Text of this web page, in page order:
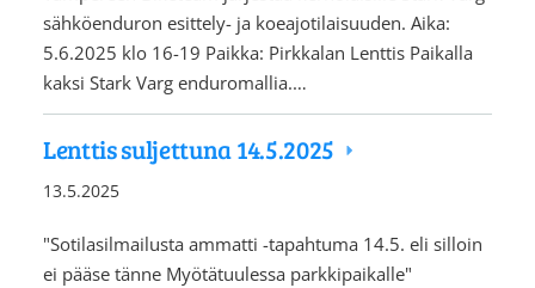
sähköenduron esittely- ja koeajotilaisuuden. Aika:
5.6.2025 klo 16-19 Paikka: Pirkkalan Lenttis Paikalla
kaksi Stark Varg enduromallia.…
Lenttis suljettuna 14.5.2025
13.5.2025
"Sotilasilmailusta ammatti -tapahtuma 14.5. eli silloin
ei pääse tänne Myötätuulessa parkkipaikalle"